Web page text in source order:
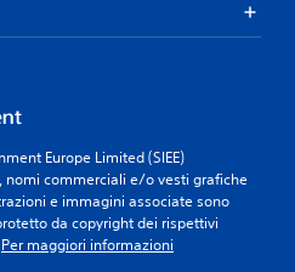
Europe Limited (SIEE)
commerciali e/o vesti grafiche
e immagini associate sono
da copyright dei rispettivi
Per maggiori informazioni